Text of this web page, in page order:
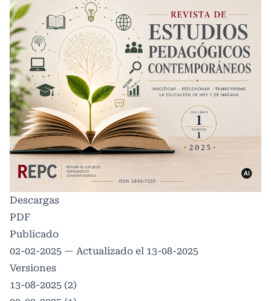
Descargas
PDF
Publicado
02-02-2025 — Actualizado el 13-08-2025
Versiones
13-08-2025 (2)